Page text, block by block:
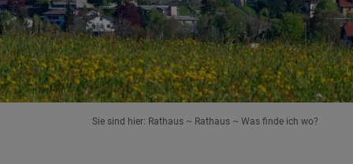
Sie sind hier: Rathaus Rathaus Was finde ich wo?